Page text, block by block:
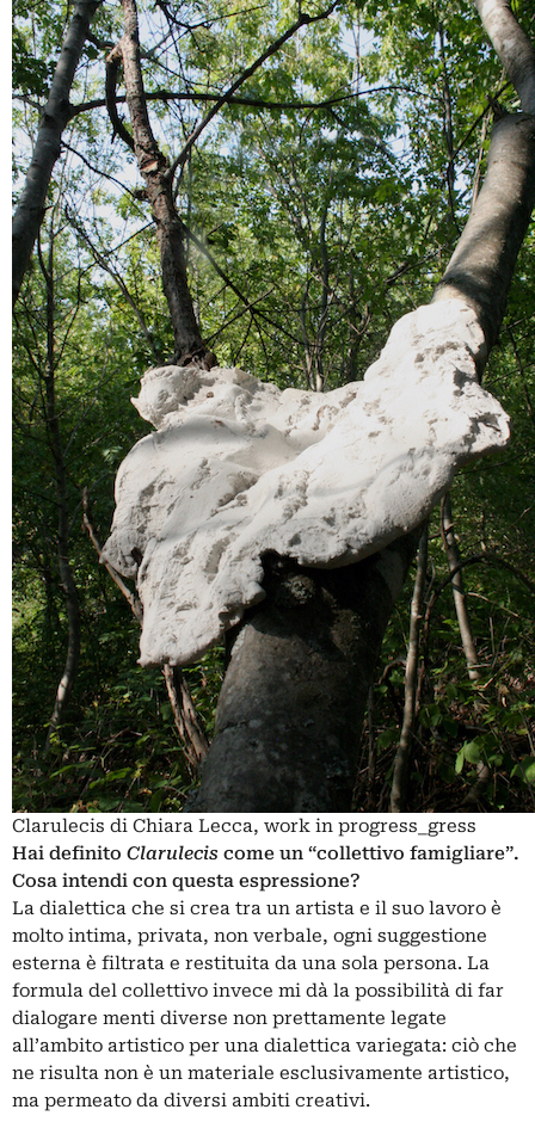
Clarulecis di Chiara Lecca, work in progress_gress
Hai definito Clarulecis come un “collettivo famigliare”.
Cosa intendi con questa espressione?
La dialettica che si crea tra un artista e il suo lavoro è
molto intima, privata, non verbale, ogni suggestione
esterna è filtrata e restituita da una sola persona. La
formula del collettivo invece mi dà la possibilità di far
dialogare menti diverse non prettamente legate
all’ambito artistico per una dialettica variegata: ciò che
ne risulta non è un materiale esclusivamente artistico,
ma permeato da diversi ambiti creativi.